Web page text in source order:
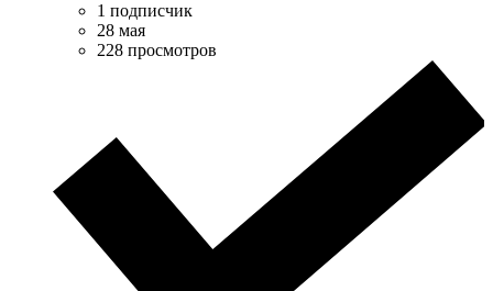
1 подписчик
28 мая
228 просмотров